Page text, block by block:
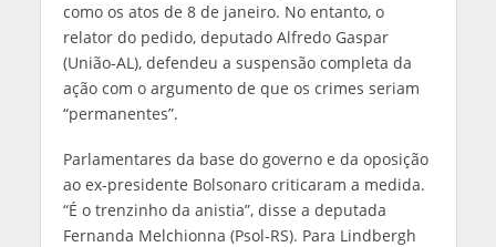
como os atos de 8 de janeiro. No entanto, o
relator do pedido, deputado Alfredo Gaspar
(União-AL), defendeu a suspensão completa da
ação com o argumento de que os crimes seriam
“permanentes”.
Parlamentares da base do governo e da oposição
ao ex-presidente Bolsonaro criticaram a medida.
“É o trenzinho da anistia”, disse a deputada
Fernanda Melchionna (Psol-RS). Para Lindbergh